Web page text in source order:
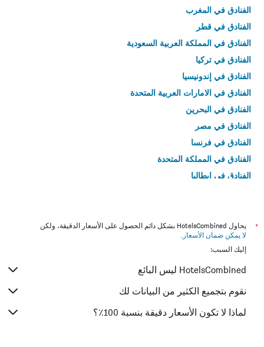
الفنادق في المغرب
الفنادق في قطر
الفنادق في المملكة العربية السعودية
الفنادق في تركيا
الفنادق في إندونيسيا
الفنادق في الامارات العربية المتحدة
الفنادق في البحرين
الفنادق في مصر
الفنادق في فرنسا
الفنادق في المملكة المتحدة
الفنادق في إيطاليا
*
يحاول HotelsCombined بشكل دائم الحصول على الأسعار الدقيقة، ولكن
لا يمكن ضمان الأسعار .
إليك السبب:
HotelsCombined ليس البائع
نقوم بتجميع الكثير من البيانات لك
لماذا لا تكون الأسعار دقيقة بنسبة 100٪؟